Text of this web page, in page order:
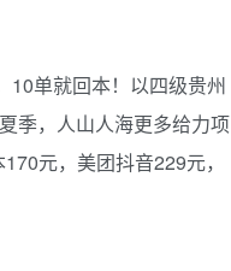
10单就回本！以四级贵州
季，人山人海更多给力项
元，美团抖音229元，